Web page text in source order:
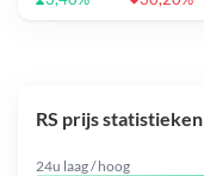
RS prijs statistieken
24u laag / hoog